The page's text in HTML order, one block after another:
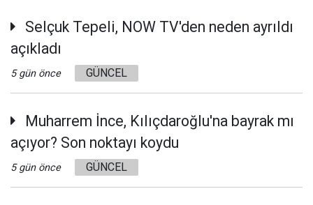
Selçuk Tepeli, NOW TV'den neden ayrıldı
açıkladı
5 gün önce GÜNCEL
Muharrem İnce, Kılıçdaroğlu'na bayrak mı
açıyor? Son noktayı koydu
5 gün önce GÜNCEL